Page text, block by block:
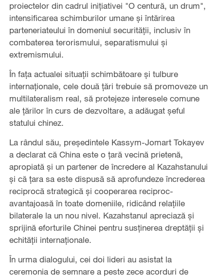
proiectelor din cadrul inițiativei "O centură, un drum",
intensificarea schimburilor umane și întărirea
parteneriateului în domeniul securității, inclusiv în
combaterea terorismului, separatismului și
extremismului.
În fața actualei situații schimbătoare și tulbure
internaționale, cele două țări trebuie să promoveze un
multilateralism real, să protejeze interesele comune
ale țărilor în curs de dezvoltare, a adăugat șeful
statului chinez.
La rândul său, președintele Kassym-Jomart Tokayev
a declarat că China este o țară vecină prietenă,
apropiată și un partener de încredere al Kazahstanului
și că țara sa este dispusă să aprofundeze încrederea
reciprocă strategică și cooperarea reciproc-
avantajoasă în toate domeniile, ridicând relațiile
bilaterale la un nou nivel. Kazahstanul apreciază și
sprijină eforturile Chinei pentru susținerea dreptății și
echității internaționale.
În urma dialogului, cei doi lideri au asistat la
ceremonia de semnare a peste zece acorduri de